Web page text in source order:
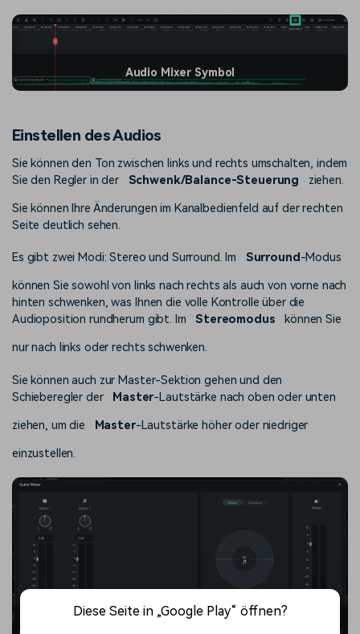
Audio Mixer Symbol
Einstellen des Audios
Sie können den Ton zwischen links und rechts umschalten, indem
Sie den Regler in der
Schwenk/Balance-Steuerung ziehen.
Sie können Ihre Änderungen im Kanalbedienfeld auf der rechten
Seite deutlich sehen.
Es gibt zwei Modi: Stereo und Surround. Im Surround-Modus
können Sie sowohl von links nach rechts als auch von vorne nach
hinten schwenken, was Ihnen die volle Kontrolle über die
Audioposition rundherum gibt. Im
Stereomodus können Sie
nur nach links oder rechts schwenken.
Sie können auch zur Master-Sektion gehen und den
Schieberegler der
Master-Lautstärke nach oben oder unten
ziehen, um die Master-Lautstärke höher oder niedriger
einzustellen.
Diese Seite in „Google Play“ öffnen?